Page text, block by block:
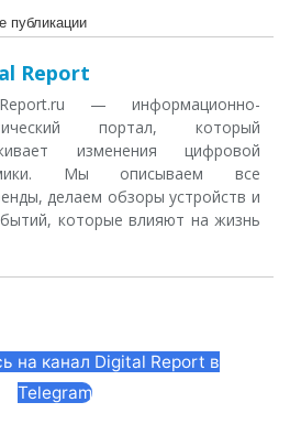
публикации
Report
Report.ru — информационно-
портал, который
изменения цифровой
Мы описываем все
делаем обзоры устройств и
которые влияют на жизнь
на канал Digital Report в
Telegram